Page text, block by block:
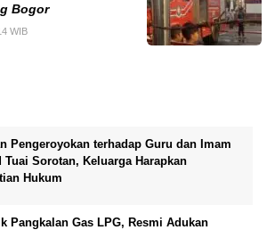
Bogor
WIB
Pengeroyokan terhadap Guru dan Imam
Tuai Sorotan, Keluarga Harapkan
Hukum
Pangkalan Gas LPG, Resmi Adukan